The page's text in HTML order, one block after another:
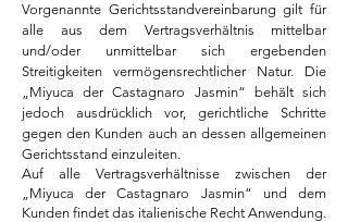
Vorgenannte Gerichtsstandvereinbarung gilt für
alle aus dem Vertragsverhältnis mittelbar
und/oder unmittelbar sich ergebenden
Streitigkeiten vermögensrechtlicher Natur. Die
„Miyuca der Castagnaro Jasmin“ behält sich
jedoch ausdrücklich vor, gerichtliche Schritte
gegen den Kunden auch an dessen allgemeinen
Gerichtsstand einzuleiten.
Auf alle Vertragsverhältnisse zwischen der
„Miyuca der Castagnaro Jasmin“ und dem
Kunden findet das italienische Recht Anwendung.